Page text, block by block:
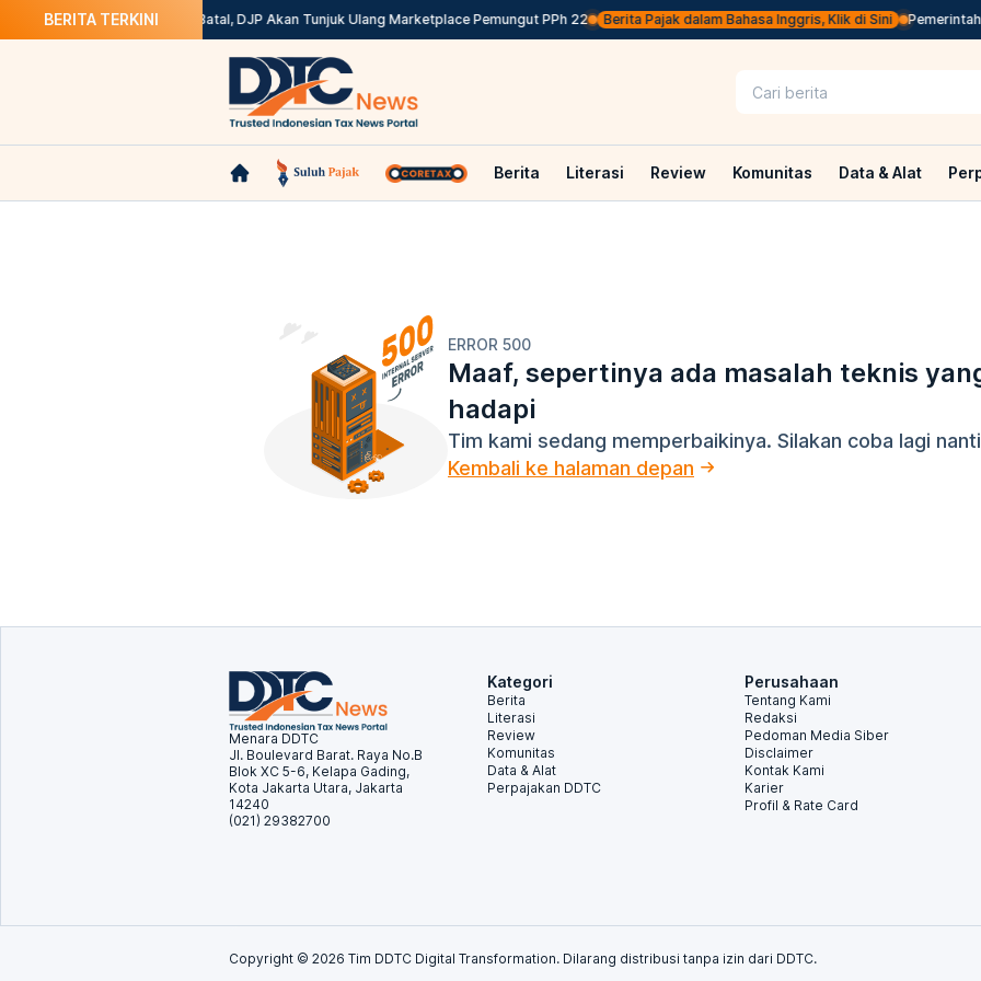
BERITA TERKINI
Ini Solusinya Kepdirjen Batal, DJP Akan Tunjuk Ulang Marketplace Pemungut PPh 22 Berita Pajak dalam Bahasa Inggris, Klik di Sini Pemerintah
Berita Literasi Review Komunitas Data & Alat
ERROR 500
Maaf, sepertinya ada masalah teknis
hadapi
Tim kami sedang memperbaikinya. Silakan coba lagi
Kembali ke halaman depan
Menara DDTC
Jl. Boulevard Barat. Raya No.B
Blok XC 5-6, Kelapa Gading,
Kota Jakarta Utara, Jakarta
14240
(021) 29382700
Kategori
Berita
Literasi
Review
Komunitas
Data & Alat
Perpajakan DDTC
Perusahaan
Tentang Kami
Redaksi
Pedoman Media Siber
Disclaimer
Kontak Kami
Karier
Profil & Rate Card
Copyright © 2026 Tim DDTC Digital Transformation. Dilarang distribusi tanpa izin dari DDTC.